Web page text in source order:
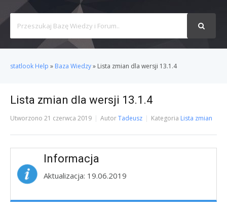
For
statlook Help » Baza Wiedzy» Lista zmian dla wersji 13.1.4
Lista zmian dla wersji 13.1.4
Utworzono 21 czerwca 2019 AutorTadeusz Kategoria Lista zmian
Informacja
Aktualizacja: 19.06.2019